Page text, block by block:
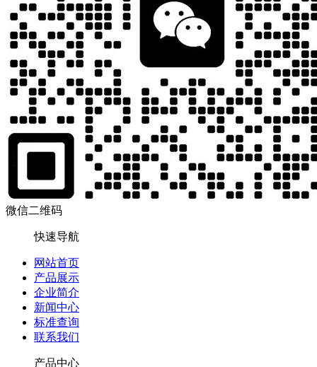
微信二维码
快速导航
网站首页
产品展示
企业简介
新闻中心
标准查询
联系我们
产品中心